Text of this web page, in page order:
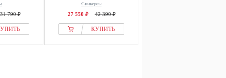
31 790 ₽
Сникерсы
27 550 ₽ 42 390 ₽
КУПИТЬ